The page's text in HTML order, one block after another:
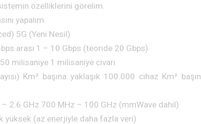
özelliklerini görelim.
yapalım.
5G (Yeni Nesil)
arası 1 – 10 Gbps (teoride 20 Gbps)
milisaniye 1 milisaniye civarı
Km² başına yaklaşık 100.000 cihaz Km²
– 2.6 GHz 700 MHz – 100 GHz (mmWave dahil)
yüksek (az enerjiyle daha fazla veri)